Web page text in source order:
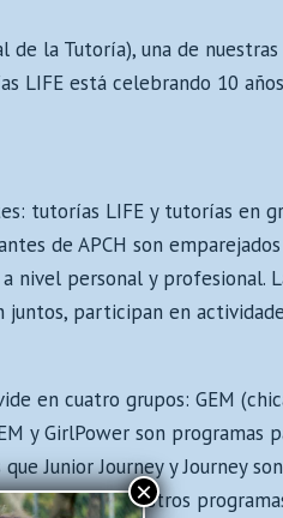
la Tutoría), una de
LIFE está celebrando 10
tutorías LIFE y tutorías en
de APCH son
nivel personal y profesional.
participan en
en cuatro grupos: GEM
y GirlPower son programas
Junior Journey y Journey
de todos nuestros
×